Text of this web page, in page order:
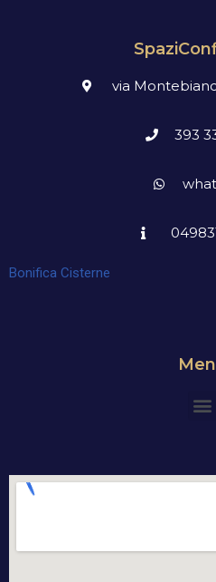
via
393
Bonifica Cisterne